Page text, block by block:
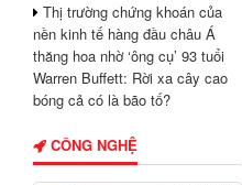
Thị trường chứng khoán của
nền kinh tế hàng đầu châu Á
thăng hoa nhờ ‘ông cụ’ 93 tuổi
Warren Buffett: Rời xa cây cao
bóng cả có là bão tố?
CÔNG NGHỆ